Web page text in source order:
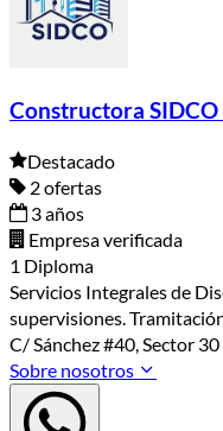
Constructora SIDCO
Destacado
2 ofertas
3 años
Empresa verificada
1 Diploma
Servicios Integrales de
supervisiones.
C/ Sánchez #40, Sector
Sobre nosotros